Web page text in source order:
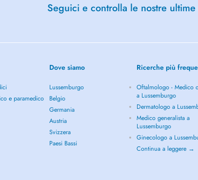
Seguici e controlla le nostre
e paramedico
Dove siamo
Lussemburgo
Belgio
Germania
Austria
Svizzera
Paesi Bassi
Ricerche più
Oftalmologo - Medico
a Lussemburgo
Dermatologo a
Medico generalista a
Lussemburgo
Ginecologo a
Continua a leggere →